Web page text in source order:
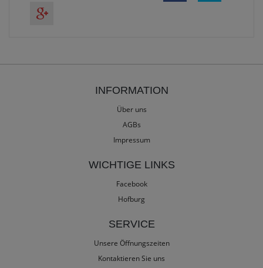
INFORMATION
Über uns
AGBs
Impressum
WICHTIGE LINKS
Facebook
Hofburg
SERVICE
Unsere Öffnungszeiten
Kontaktieren Sie uns